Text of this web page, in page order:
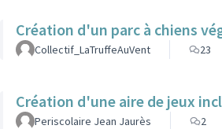
Création d'un parc à chiens
Collectif_LaTruffeAuVent 23
Création d'une aire de jeux
Periscolaire Jean Jaurès 2